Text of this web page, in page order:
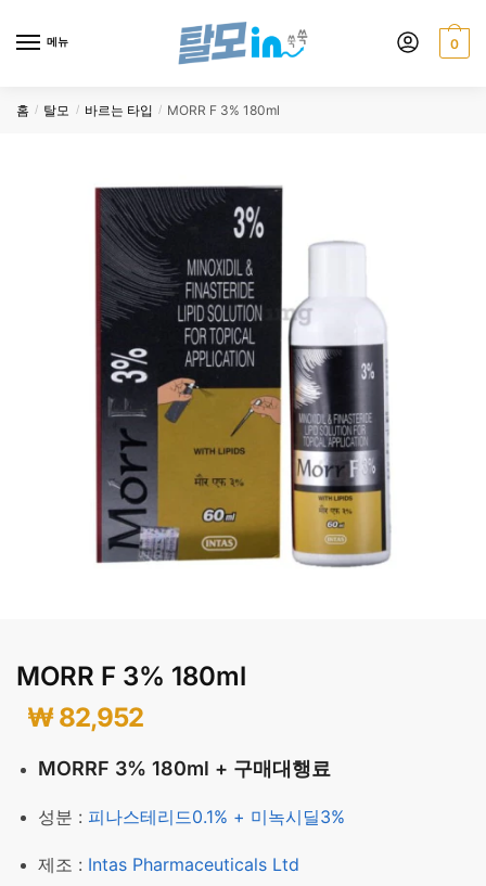
메뉴 0
홈 / 탈모 / 바르는 타입 / MORR F 3% 180ml
MORR F 3% 180ml
₩82,952
MORRF 3% 180ml + 구매대행료
성분 : 피나스테리드0.1% + 미녹시딜3%
제조 : Intas Pharmaceuticals Ltd